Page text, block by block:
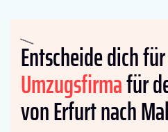
Entscheide dich
Umzugsfirmafür
von Erfurt nach